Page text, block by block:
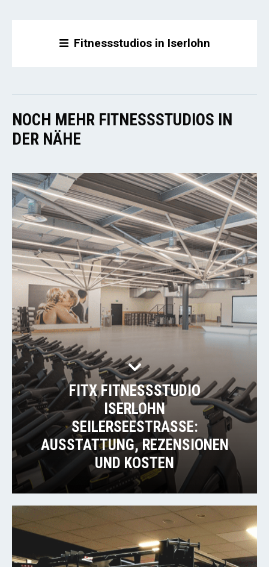
Fitnessstudios in Iserlohn
NOCH MEHR FITNESSSTUDIOS IN
DER NÄHE
FITX FITNESSSTUDIO
ISERLOHN
SEILERSEESTRASSE: A
USSTATTUNG, REZENSIONEN U
ND KOSTEN